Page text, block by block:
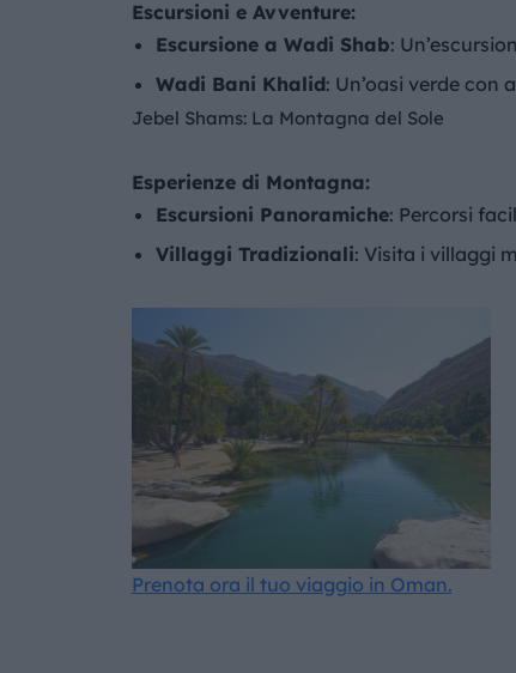
Escursioni e Avventure:
Escursione a Wadi Shab:
Wadi Bani Khalid: Un’oasi verde con
Jebel Shams: La Montagna del Sole
Esperienze di Montagna:
Escursioni Panoramiche: Percorsi
Villaggi Tradizionali: Visita i villaggi
Prenota ora il tuo viaggio in Oman.